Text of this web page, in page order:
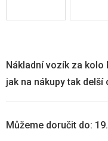
Můžeme doručit do:
Nákladní vozík za kolo
jak na nákupy tak